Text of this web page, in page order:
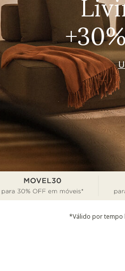
*Válido por tempo